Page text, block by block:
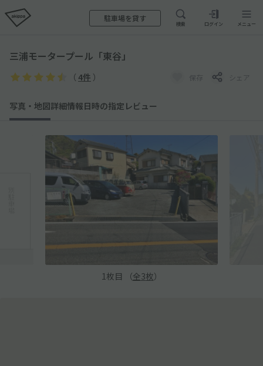
駐車場を貸す
検索 ログイン メニュー
三浦モータープール「東谷」
（ 4件 ） 保存 シェア
写真・地図詳細情報日時の指定 レビュー
1 枚目 （全3枚）